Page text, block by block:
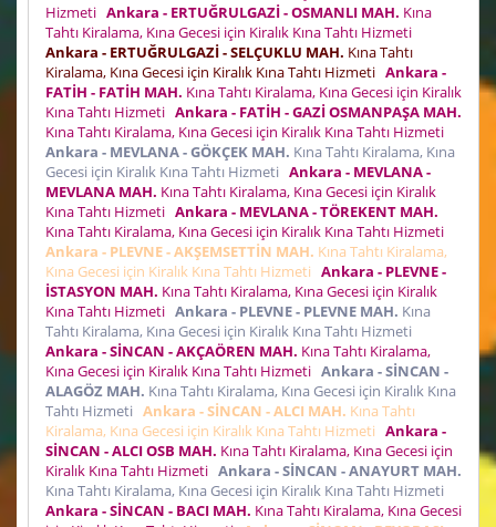
Hizmeti Ankara - ERTUĞRULGAZİ - OSMANLI MAH. Kına
Tahtı Kiralama, Kına Gecesi için Kiralık Kına Tahtı Hizmeti
Ankara - ERTUĞRULGAZİ - SELÇUKLU MAH. Kına Tahtı
Kiralama, Kına Gecesi için Kiralık Kına Tahtı Hizmeti Ankara -
FATİH - FATİH MAH. Kına Tahtı Kiralama, Kına Gecesi için Kiralık
Kına Tahtı Hizmeti Ankara - FATİH - GAZİ OSMANPAŞA MAH.
Kına Tahtı Kiralama, Kına Gecesi için Kiralık Kına Tahtı Hizmeti
Ankara - MEVLANA - GÖKÇEK MAH. Kına Tahtı Kiralama, Kına
Gecesi için Kiralık Kına Tahtı Hizmeti Ankara - MEVLANA -
MEVLANA MAH. Kına Tahtı Kiralama, Kına Gecesi için Kiralık
Kına Tahtı Hizmeti Ankara - MEVLANA - TÖREKENT MAH.
Kına Tahtı Kiralama, Kına Gecesi için Kiralık Kına Tahtı Hizmeti
Ankara - PLEVNE - AKŞEMSETTİN MAH. Kına Tahtı Kiralama,
Kına Gecesi için Kiralık Kına Tahtı Hizmeti Ankara - PLEVNE -
İSTASYON MAH. Kına Tahtı Kiralama, Kına Gecesi için Kiralık
Kına Tahtı Hizmeti Ankara - PLEVNE - PLEVNE MAH. Kına
Tahtı Kiralama, Kına Gecesi için Kiralık Kına Tahtı Hizmeti
Ankara - SİNCAN - AKÇAÖREN MAH. Kına Tahtı Kiralama,
Kına Gecesi için Kiralık Kına Tahtı Hizmeti Ankara - SİNCAN -
ALAGÖZ MAH. Kına Tahtı Kiralama, Kına Gecesi için Kiralık Kına
Tahtı Hizmeti Ankara - SİNCAN - ALCI MAH. Kına Tahtı
Kiralama, Kına Gecesi için Kiralık Kına Tahtı Hizmeti Ankara -
SİNCAN - ALCI OSB MAH. Kına Tahtı Kiralama, Kına Gecesi için
Kiralık Kına Tahtı Hizmeti Ankara - SİNCAN - ANAYURT MAH.
Kına Tahtı Kiralama, Kına Gecesi için Kiralık Kına Tahtı Hizmeti
Ankara - SİNCAN - BACI MAH. Kına Tahtı Kiralama, Kına Gecesi